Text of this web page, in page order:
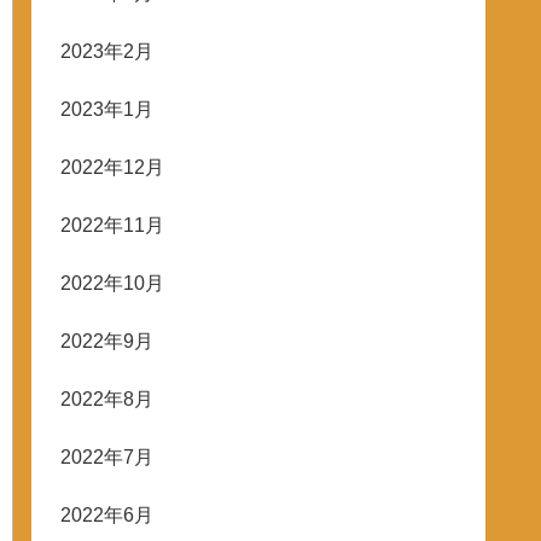
2023年2月
2023年1月
2022年12月
2022年11月
2022年10月
2022年9月
2022年8月
2022年7月
2022年6月